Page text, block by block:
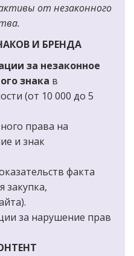
от незаконного
И БРЕНДА
за незаконное
знака в
(от 10 000 до 5
права на
и знак
факта
закупка,
за нарушение прав